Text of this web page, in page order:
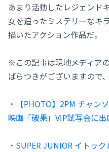
あまり活動したレジェンド
女を追ったミステリーなキ
描いたアクション作品だ。
※この記事は現地メディア
ばらつきがございますので
・【PHOTO】2PM チャン
映画「破果」VIP試写会に出
・SUPER JUNIOR イトゥ